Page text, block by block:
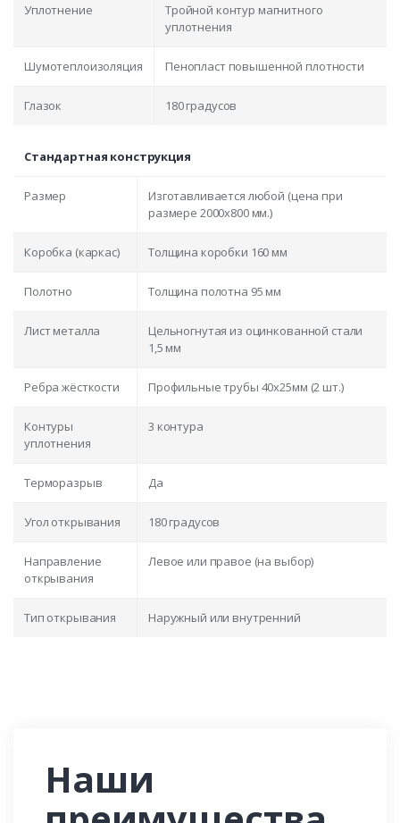
Уплотнение
Тройной контур магнитного
уплотнения
Шумотеплоизоляция Пенопласт повышенной плотности
Глазок 180 градусов
Стандартная конструкция
Размер
Изготавливается любой (цена при
размере 2000x800 мм.)
Коробка (каркас) Толщина коробки 160 мм
Полотно Толщина полотна 95 мм
Лист металла
Цельногнутая из оцинкованной стали
1,5 мм
Ребра жёсткости Профильные трубы 40х25мм (2 шт.)
Контуры
уплотнения
3 контура
Терморазрыв Да
Угол открывания 180 градусов
Направление
открывания
Левое или правое (на выбор)
Тип открывания Наружный или внутренний
Наши